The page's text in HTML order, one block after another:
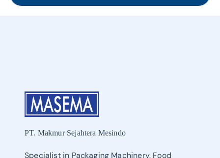
PT. Makmur Sejahtera Mesindo
Specialist in Packaging Machinery, Food